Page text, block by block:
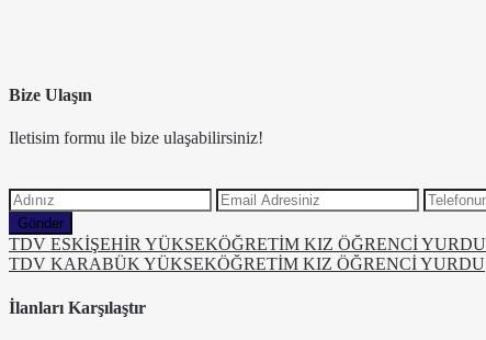
Bize Ulaşın
Iletisim formu ile bize ulaşabilirsiniz!
Gönder
TDV ESKİŞEHİR YÜKSEKÖĞRETİM KIZ ÖĞRENCİ YURDU
TDV KARABÜK YÜKSEKÖĞRETİM KIZ ÖĞRENCİ YURDU
İlanları Karşılaştır